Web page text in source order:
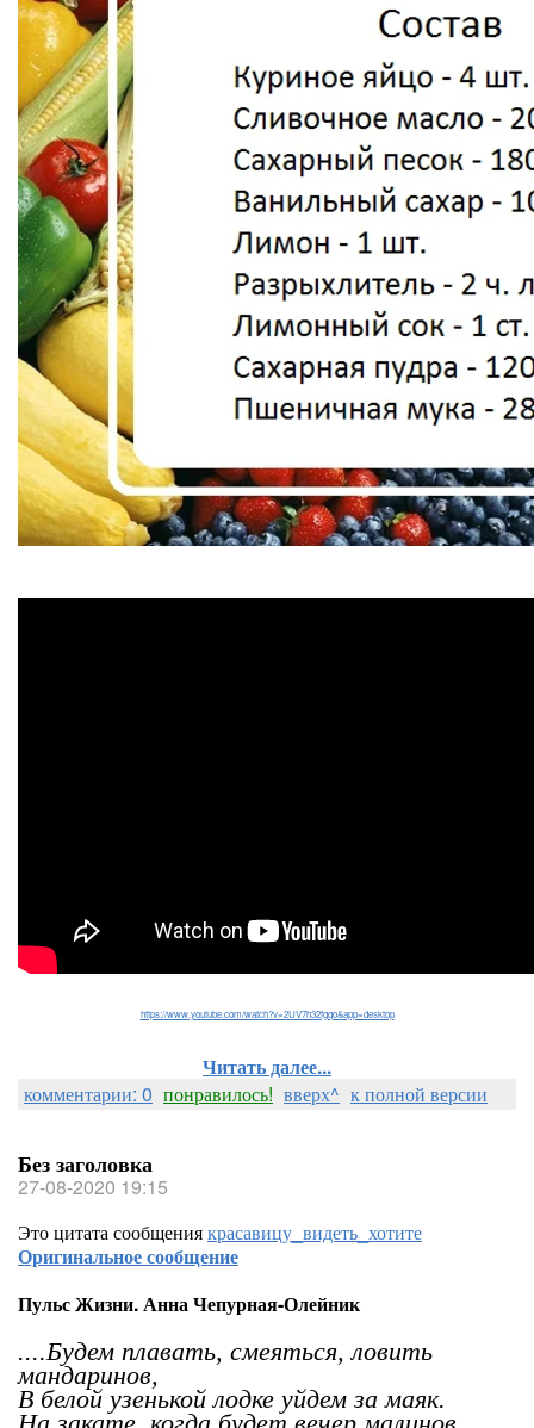
https://www.youtube.com/watch?v=2UV7h32fgqo&app=desktop
Читать далее...
комментарии: 0 понравилось! вверх^ к полной версии
Без заголовка
27-08-2020 19:15
Это цитата сообщениякрасавицу_видеть_хотите
Оригинальное сообщение
Пульс Жизни. Анна Чепурная-Олейник
....Будем плавать, смеяться, ловить
мандаринов,
В белой узенькой лодке уйдем за маяк.